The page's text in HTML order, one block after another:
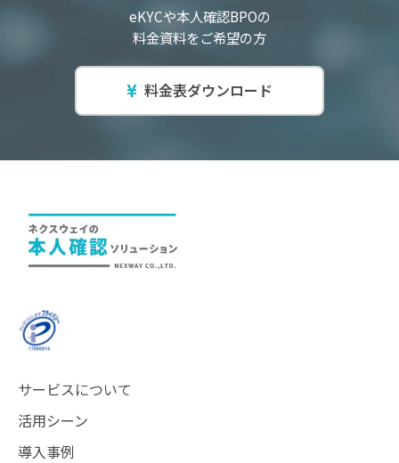
eKYCや本人確認BPOの
料金資料をご希望の方
料金表ダウンロード
サービスについて
活用シーン
導入事例